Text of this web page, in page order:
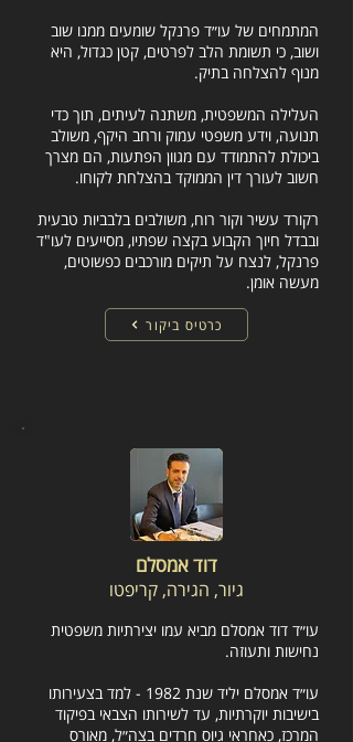
המתמחים של עו״ד פרנקל שומעים ממנו שוב
ושוב, כי תשומת הלב לפרטים, קטן כגדול, היא
מנוף להצלחה בתיק.
העלילה המשפטית, משתנה לעיתים, תוך כדי
תנועה, וידע משפטי עמוק ורחב היקף, משולב
ביכולת להתמודד עם מגוון הפתעות, הם מצרך
חשוב לעורך דין הממוקד בהצלחת לקוחו.
רקורד עשיר וקור רוח, משולבים בלבביות טבעית
ובבדל חיוך הקבוע בקצה שפתיו, מסייעים לעו"ד
פרנקל, לנצח על תיקים מורכבים כפשוטים,
מעשה אומן.
כרטיס ביקור
דוד אמסלם
גיור, הגירה, קריפטו
עו״ד דוד אמסלם מביא עמו יצירתיות משפטית
נחישות ותעוזה.
עו״ד אמסלם יליד שנת 1982 - למד בצעירותו
בישיבות יוקרתיות, עד לשירותו הצבאי בפיקוד
המרכז, כאחראי גיוס חרדים בצה״ל, מאורס